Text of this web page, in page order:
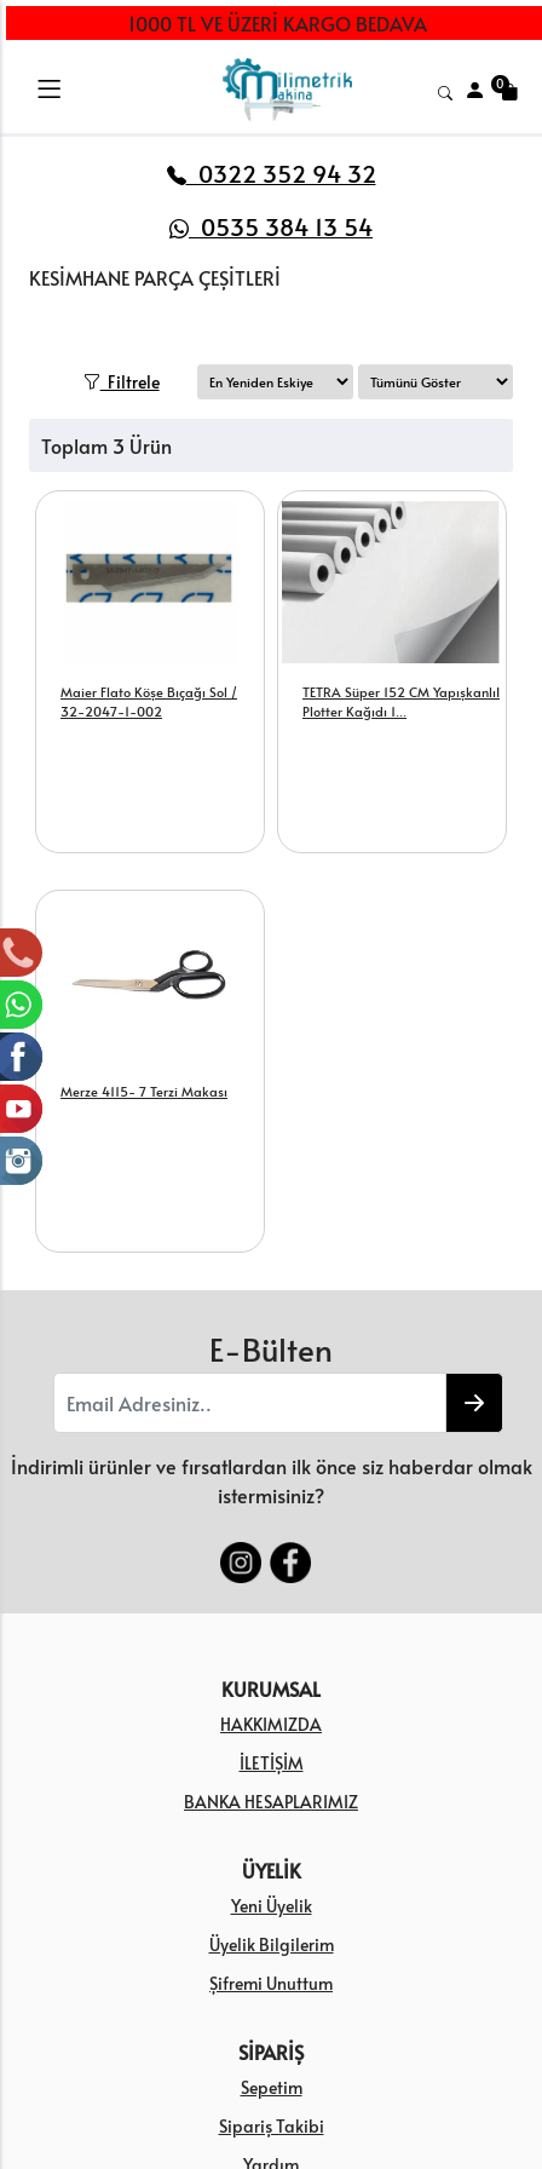
1000 TL VE ÜZERİ KARGO BEDAVA
0
0322 352 94 32
0535 384 13 54
KESİMHANE PARÇA ÇEŞİTLERİ
Filtrele
Toplam 3 Ürün
Maier Flato Köşe Bıçağı Sol /
32-2047-1-002
TETRA Süper 152 CM YapışkanlıI
Plotter Kağıdı 1...
Merze 4115- 7 Terzi Makası
E-Bülten
İndirimli ürünler ve fırsatlardan ilk önce siz haberdar olmak
istermisiniz?
KURUMSAL
HAKKIMIZDA
İLETİŞİM
BANKA HESAPLARIMIZ
ÜYELİK
Yeni Üyelik
Üyelik Bilgilerim
Şifremi Unuttum
SİPARİŞ
Sepetim
Sipariş Takibi
Yardım